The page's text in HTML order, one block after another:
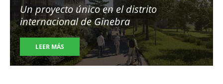
Un proyecto único en el distrito
internacional de Ginebra
LEER MÁS